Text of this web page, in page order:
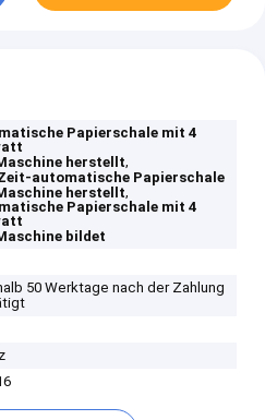
Papierschale mit 4
herstellt,
automatische Papierschale
herstellt,
Papierschale mit 4
bildet
50 Werktage nach der Zahlung